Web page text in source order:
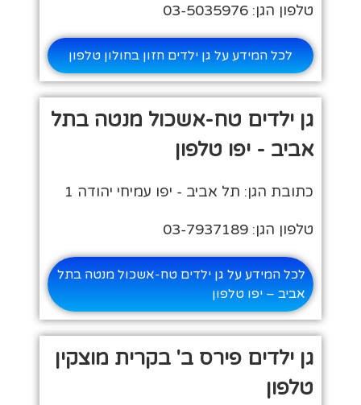
טלפון הגן: 03-5035976
לכל המידע על גן ילדים חזון בחולון טלפון
גן ילדים טח-אשכול מנטה בתל
אביב - יפו טלפון
כתובת הגן: תל אביב - יפו עמיחי יהודה 1
טלפון הגן: 03-7937189
לכל המידע על גן ילדים טח-אשכול מנטה בתל
אביב – יפו טלפון
גן ילדים פירס ב' בקרית מוצקין
טלפון